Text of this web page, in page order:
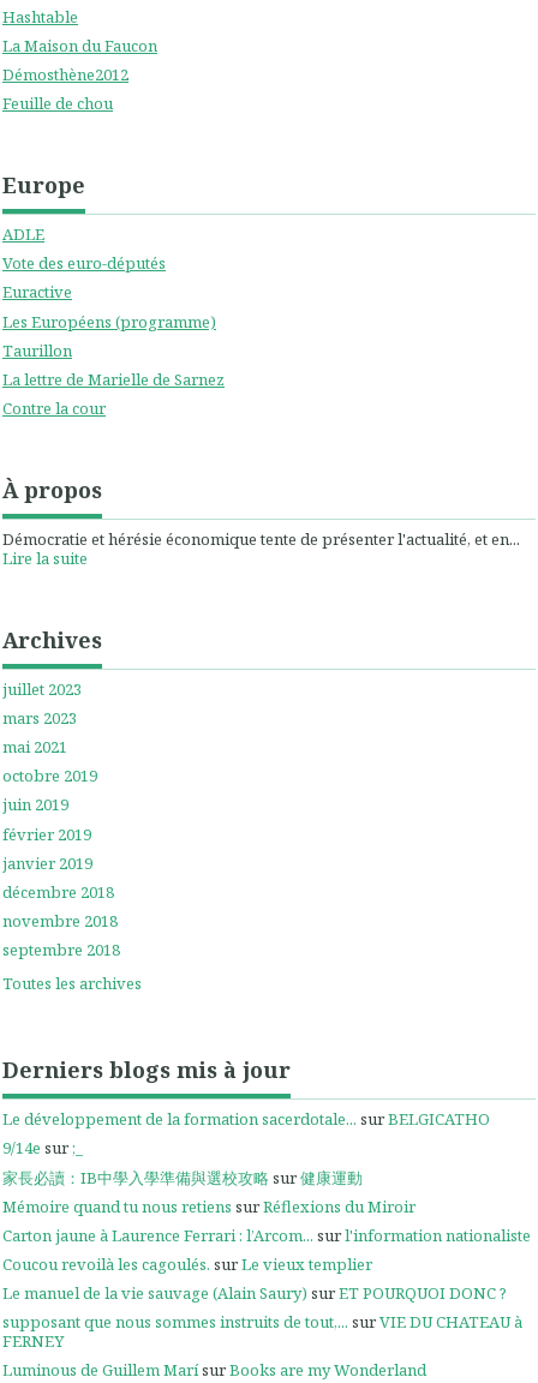
Hashtable
La Maison du Faucon
Démosthène2012
Feuille de chou
Europe
ADLE
Vote des euro-députés
Euractive
Les Européens (programme)
Taurillon
La lettre de Marielle de Sarnez
Contre la cour
À propos
Démocratie et hérésie économique tente de présenter l'actualité, et en...
Lire la suite
Archives
juillet 2023
mars 2023
mai 2021
octobre 2019
juin 2019
février 2019
janvier 2019
décembre 2018
novembre 2018
septembre 2018
Toutes les archives
Derniers blogs mis à jour
Le développement de la formation sacerdotale... surBELGICATHO
9/14e sur;_
家長必讀：IB中學入學準備與選校攻略 sur健康運動
Mémoire quand tu nous retiens surRéflexions du Miroir
Carton jaune à Laurence Ferrari : l’Arcom... surl'information nationaliste
Coucou revoilà les cagoulés. surLe vieux templier
Le manuel de la vie sauvage (Alain Saury) surET POURQUOI DONC ?
supposant que nous sommes instruits de tout,... surVIE DU CHATEAU à
FERNEY
Luminous de Guillem MarísurBooks are my Wonderland